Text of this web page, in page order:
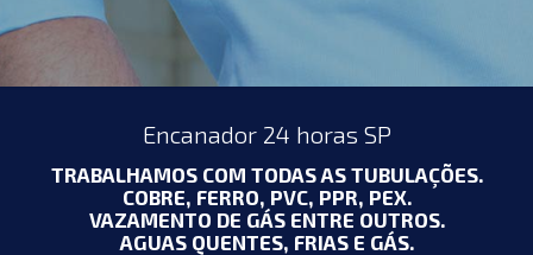
Encanador 24 horas SP
TRABALHAMOS COM TODAS AS TUBULAÇÕES.
COBRE, FERRO, PVC, PPR, PEX.
VAZAMENTO DE GÁS ENTRE OUTROS.
AGUAS QUENTES, FRIAS E GÁS.